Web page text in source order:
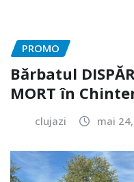
PROMO
Bărbatul
MORT în
clujazi mai